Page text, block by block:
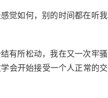
觉如何，别的时间都在听我
有所松动，我在又一次牢骚
会开始接受一个人正常的交